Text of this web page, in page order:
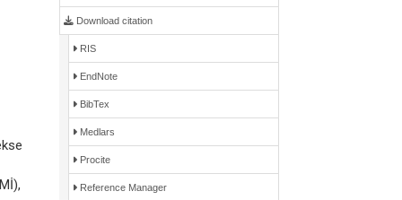
Download citation
RIS
EndNote
BibTex
Medlars
Procite
Reference Manager